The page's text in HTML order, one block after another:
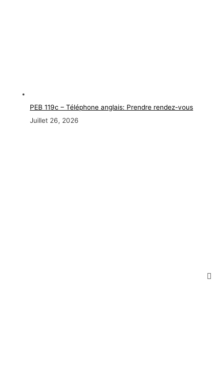
PEB 119c – Téléphone anglais: Prendre rendez-vous
Juillet 26, 2026